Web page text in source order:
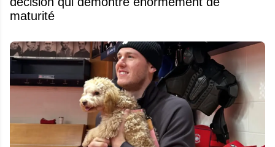
maturité